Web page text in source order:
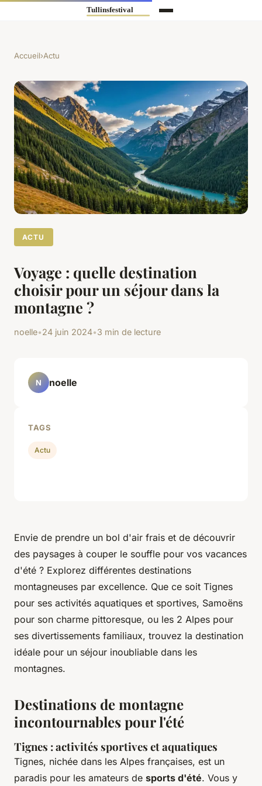
Accueil›Actu
ACTU
Voyage : quelle destination
choisir pour un séjour dans la
montagne ?
noelle•24 juin 2024•3 min de lecture
Envie de prendre un bol d'air frais et de découvrir
des paysages à couper le souffle pour vos vacances
d'été ? Explorez différentes destinations
montagneuses par excellence. Que ce soit Tignes
pour ses activités aquatiques et sportives, Samoëns
pour son charme pittoresque, ou les 2 Alpes pour
ses divertissements familiaux, trouvez la destination
idéale pour un séjour inoubliable dans les
montagnes.
Destinations de montagne
incontournables pour l'été
Tignes : activités sportives et aquatiques
Tignes, nichée dans les Alpes françaises, est un
paradis pour les amateurs de sports d'été. Vous y
N noelle
TAGS
Actu